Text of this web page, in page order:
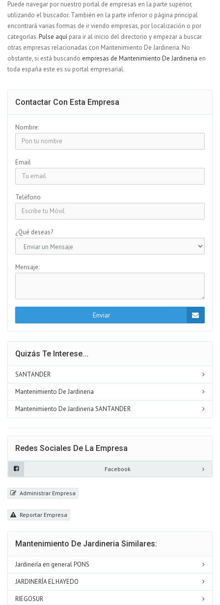
Puede navegar por nuestro portal de empresas en la parte superior,
utilizando el buscador. También en la parte inferior o página principal
encontrará varias formas de ir viendo empresas, por localización o por
categorías.Pulse aquí para ir al inicio del directorio y empezar a buscar
otras empresas relacionadas con Mantenimiento De Jardineria. No
obstante, si está buscando empresas de Mantenimiento De Jardineria en
toda españa este es su portal empresarial.
Contactar Con Esta Empresa
Nombre:
Email
Teléfono
¿Qué deseas?
Mensaje:
Enviar
Quizás Te Interese...
SANTANDER
Mantenimiento De Jardineria
Mantenimiento De Jardineria SANTANDER
Redes Sociales De La Empresa
Facebook
Administrar Empresa
Reportar Empresa
Mantenimiento De Jardineria Similares:
Jardinería en general PONS
JARDINERÍA EL HAYEDO
RIEGOSUR